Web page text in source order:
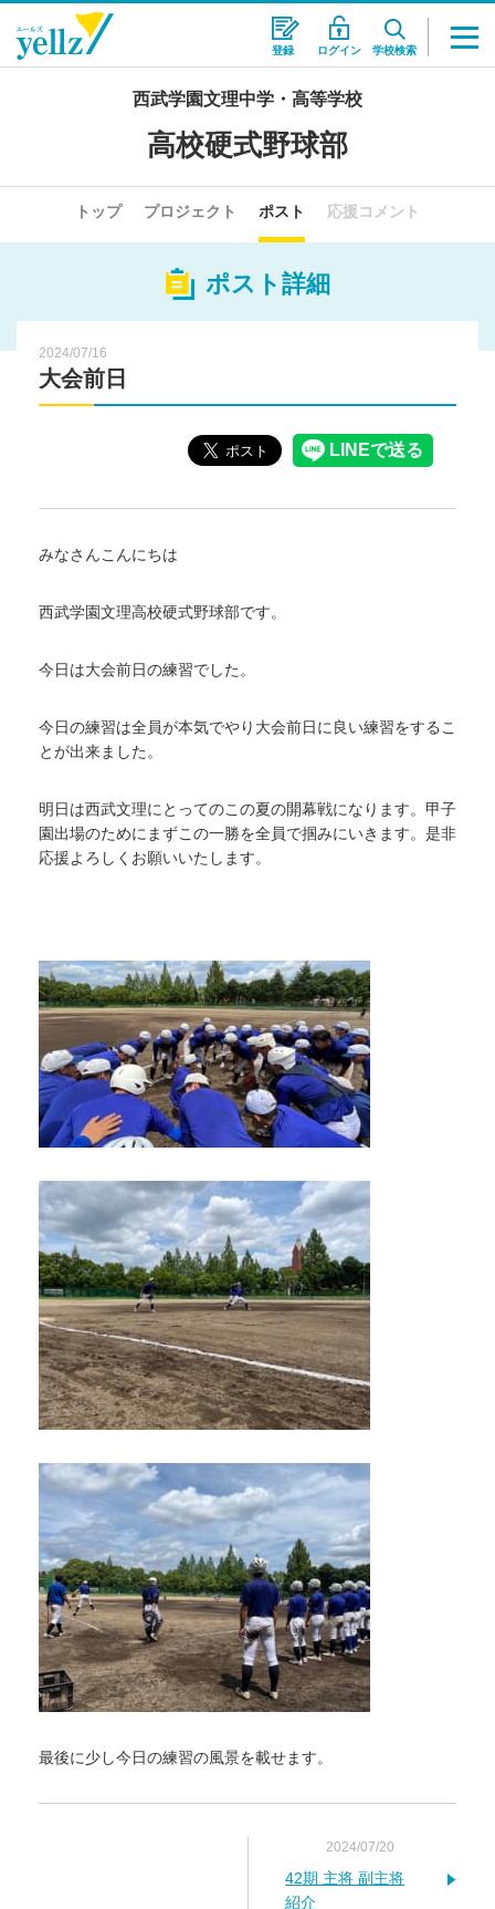
登録 ログイン 学校検索
西武学園文理中学・高等学校
高校硬式野球部
トップ プロジェクト ポスト 応援コメント
ポスト詳細
2024/07/16
大会前日
みなさんこんにちは
西武学園文理高校硬式野球部です。
今日は大会前日の練習でした。
今日の練習は全員が本気でやり大会前日に良い練習をするこ
とが出来ました。
明日は西武文理にとってのこの夏の開幕戦になります。甲子
園出場のためにまずこの一勝を全員で掴みにいきます。是非
応援よろしくお願いいたします。
最後に少し今日の練習の風景を載せます。
2024/07/20
42期 主将 副主将
紹介